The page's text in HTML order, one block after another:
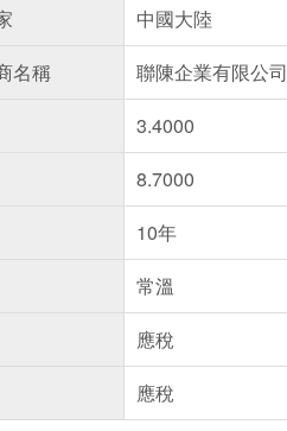
中國大陸
名稱
聯陳企業有限公司
3.4000
8.7000
10年
常溫
應稅
應稅